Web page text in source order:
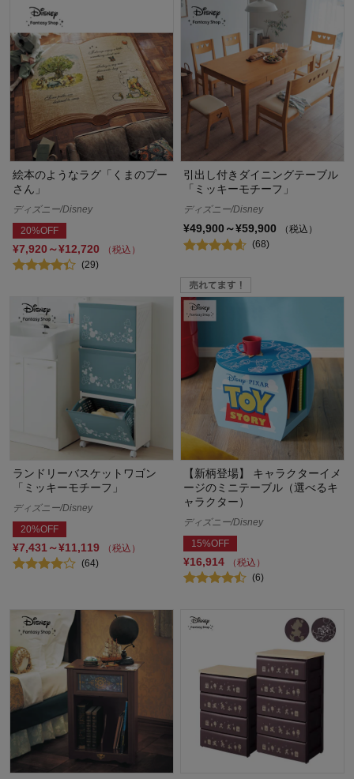
絵本のようなラグ「くまのプー
さん」
ディズニー/Disney
20%OFF
¥7,920～¥12,720
（税込）
(29)
引出し付きダイニングテーブル
「ミッキーモチーフ」
ディズニー/Disney
¥49,900～¥59,900
（税込）
(68)
ランドリーバスケットワゴン
「ミッキーモチーフ」
ディズニー/Disney
20%OFF
¥7,431～¥11,119
（税込）
(64)
【新柄登場】 キャラクターイメ
ージのミニテーブル（選べるキ
ャラクター）
ディズニー/Disney
15%OFF
¥16,914
（税込）
(6)